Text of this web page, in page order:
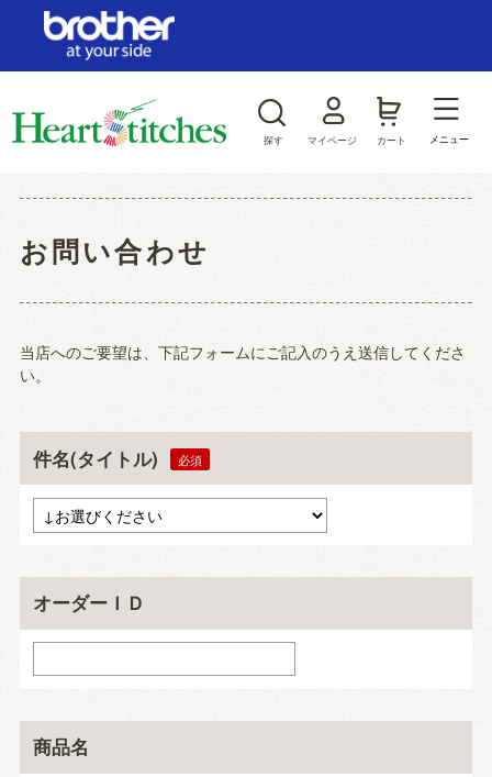
探す マイページ カート メニュー
お問い合わせ
当店へのご要望は、下記フォームにご記入のうえ送信してくださ
い。
件名(タイトル)
オーダーＩＤ
商品名
ログイン/新規会員登録
ジャンルから探す